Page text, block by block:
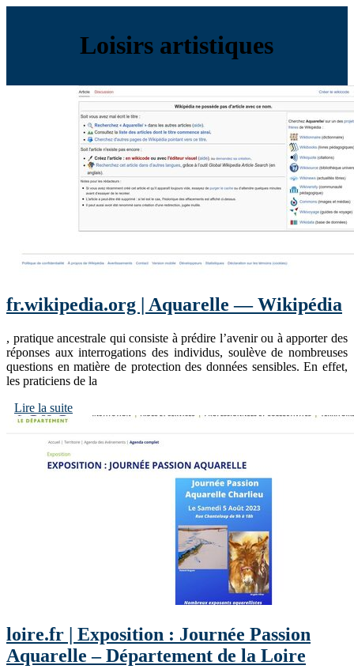
Loisirs artistiques
fr.wikipedia.org | Aquarelle — Wikipédia
, pratique ancestrale qui consiste à prédire l’avenir ou à apporter des
réponses aux interrogations des individus, soulève de nombreuses
questions en matière de protection des données sensibles. En effet,
les praticiens de la
Lire la suite
loire.fr | Exposition : Journée Passion
Aquarelle – Département de la Loire